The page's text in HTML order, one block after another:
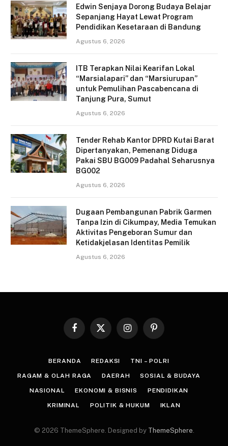
Edwin Senjaya Dorong Budaya Belajar
Sepanjang Hayat Lewat Program
Pendidikan Kesetaraan di Bandung
Agustus 6, 2026
ITB Terapkan Nilai Kearifan Lokal
“Marsialapari” dan “Marsiurupan”
untuk Pemulihan Pascabencana di
Tanjung Pura, Sumut
Agustus 6, 2026
Tender Rehab Kantor DPRD Kutai Barat
Dipertanyakan, Pemenang Diduga
Pakai SBU BG009 Padahal Seharusnya
BG002
Agustus 6, 2026
Dugaan Pembangunan Pabrik Garmen
Tanpa Izin di Cikumpay, Media Temukan
Aktivitas Pengeboran Sumur dan
Ketidakjelasan Identitas Pemilik
Agustus 6, 2026
Facebook
X
InstagramPinterest
BERANDA REDAKSI TNI – POLRI
RAGAM & OLAH RAGA DAERAH SOSIAL & BUDAYA
NASIONAL EKONOMI & BISNIS PENDIDIKAN
KRIMINAL POLITIK & HUKUM IKLAN
© 2026 ThemeSphere. Designed by ThemeSphere